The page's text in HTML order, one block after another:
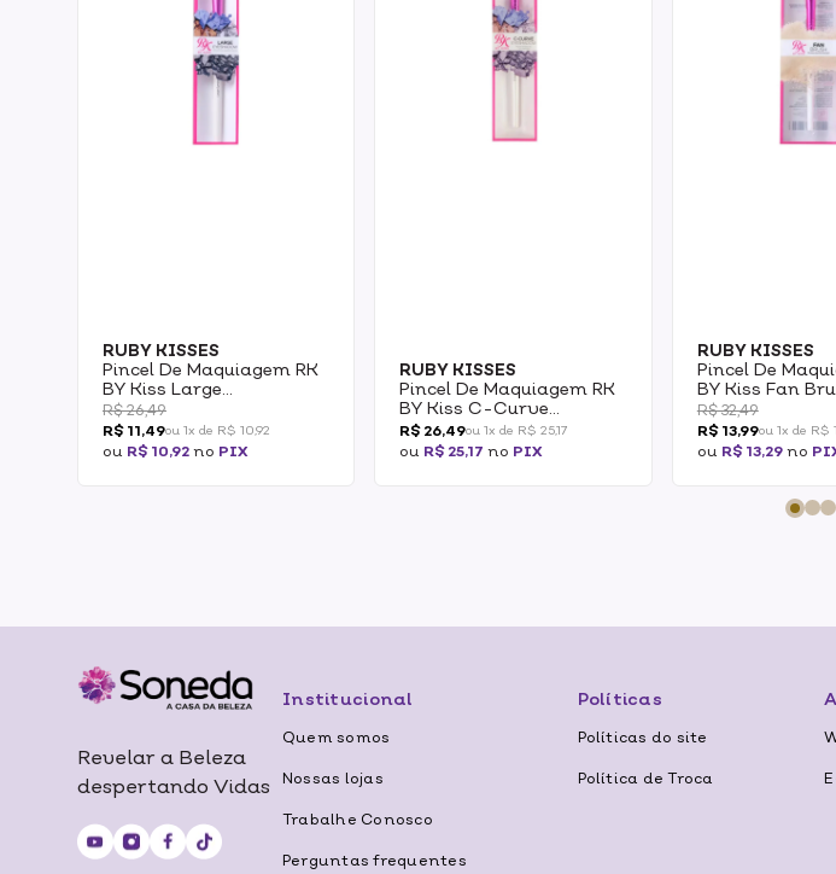
RUBY KISSES
Pincel De Maquiagem RK
BY Kiss Large
Eyeshadow
R$ 26,49
R$ 11,49ou 1x de R$ 10,92
ou R$ 10,92 no PIX
RUBY KISSES
Pincel De Maquiagem RK
BY Kiss C-Curve
Eyeshadow
R$ 26,49ou 1x de R$ 25,17
ou R$ 25,17 no PIX
RUBY KISSES
Pincel De
BY Kiss Fan
R$ 32,49
R$ 13,99ou 1x de R$
ou R$ 13,29no
Revelar a Beleza
despertando Vidas
Institucional
Quem somos
Nossas lojas
Trabalhe Conosco
Perguntas frequentes
Políticas
Políticas do site
Política de Troca